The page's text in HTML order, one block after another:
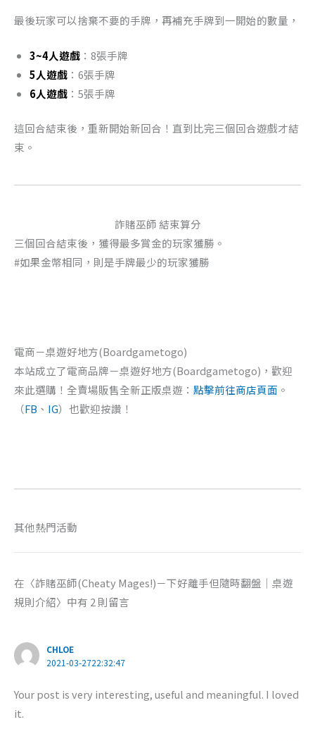
最後玩家可以捨棄不要的手牌，再補充手牌到一開始的數量，
3~4人遊戲：8張手牌
5人遊戲：6張手牌
6人遊戲：5張手牌
這回合結束後，重新開始新回合！直到比完三個回合遊戲才結
束。
詐賭巫師 結束算分
三個回合結束後，獲得最多賞金的玩家獲勝。
#如果金幣相同，則是手牌最少的玩家獲勝
電商－桌遊好地方(Boardgametogo)
本站成立了電商品牌－桌遊好地方(Boardgametogo)，歡迎
來此選購！全賣場販售全新正版桌遊： 點擊前往商店頁面 。
（FB 、 IG）也歡迎按讚！
其他熱門活動
在〈詐賭巫師(Cheaty Mages!)－下好離手但隨時翻盤｜桌遊
規則介紹〉中有 2 則留言
CHLOE
2021-03-2722:32:47
Your post is very interesting, useful and meaningful. I loved
it.